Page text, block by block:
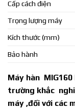
Cấp cách điện
Trọng lượng máy
Kích thước (mm)
Bảo hành
Máy hàn MIG160
trường khắc
máy ,đối với các